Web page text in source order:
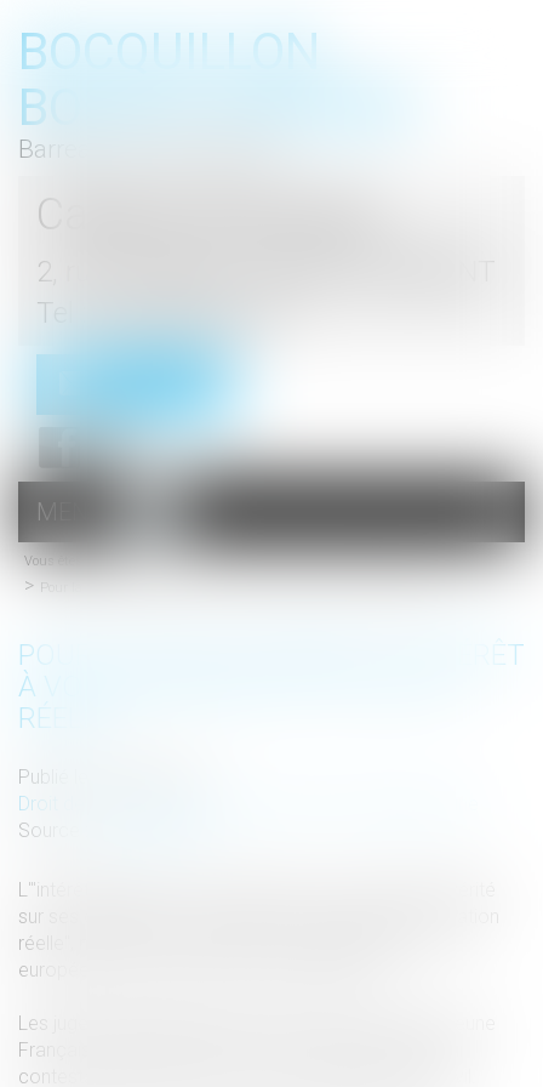
BOCQUILLON
BOESCH GROMEK
Barreau de Haute Marne
Cabinet d'avocats
2, rue du Palais - 52000 CHAUMONT
Tel : 03 25 03 05 62
menu
MENU
Vous êtes ici :
Pour la CEDH, un enfant a intérêt à voir reconnue sa "filiation réelle"
POUR LA CEDH, UN ENFANT A INTÉRÊT
À VOIR RECONNUE SA "FILIATION
RÉELLE"
Publié le :
Droit de la famille, des personnes et de leur patrimoine
Source :
L'"intérêt supérieur" d'un enfant est de "connaître la vérité
sur ses origines" et que la justice reconnaisse sa "filiation
réelle", même contre son gré, a estimé jeudi la Cour
européenne des droits de l'homme (CEDH).
Les juges européens avaient été saisis du cas d'un jeune
Français aujourd'hui âgé de 19 ans, Aloïs Mandet, qui
contestait sa filiation, telle qu'elle apparaît à l'état-civil.